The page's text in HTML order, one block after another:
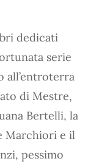
dedicati
serie
all’entroterra
di Mestre,
Bertelli, la
Marchiori e il
pessimo